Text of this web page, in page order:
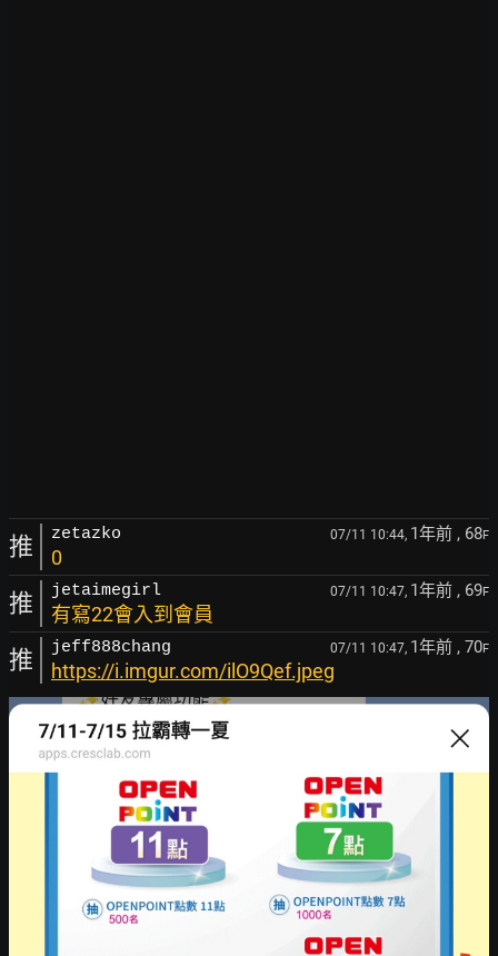
推 zetazko 07/11 10:44, 1年前 , 68F
0
推 jetaimegirl 07/11 10:47, 1年前 , 69F
有寫22會入到會員
推 jeff888chang 07/11 10:47, 1年前 , 70F
https://i.imgur.com/ilO9Qef.jpeg